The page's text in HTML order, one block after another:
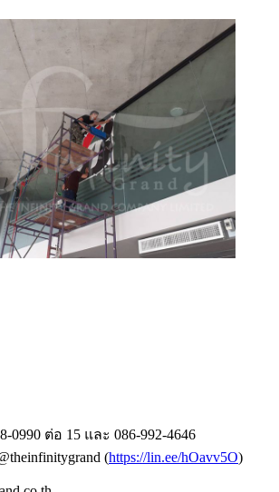
0990 ต่อ 15 และ 086-992-4646
(https://lin.ee/hOavv5O)